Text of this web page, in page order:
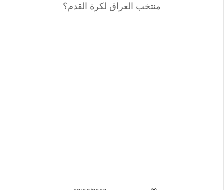
منتخب العراق لكرة القدم؟